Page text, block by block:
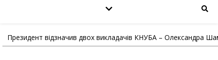
Президент відзначив двох викладачів КНУБА – Олександра